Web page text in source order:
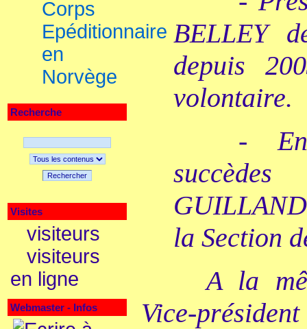
Corps
Epéditionnaire
en
Norvège
Recherche
Rechercher
Visites
visiteurs
visiteurs
en ligne
Webmaster - Infos
BELLEY
depuis
volontaire.
-
la Section
A la
Vice-